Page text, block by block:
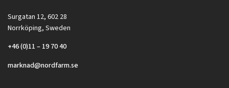
Surgatan 12, 602 28
Norrköping, Sweden
+46 (0)11 – 19 70 40
marknad@nordfarm.se